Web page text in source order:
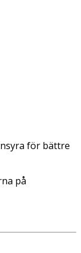
för bättre
på